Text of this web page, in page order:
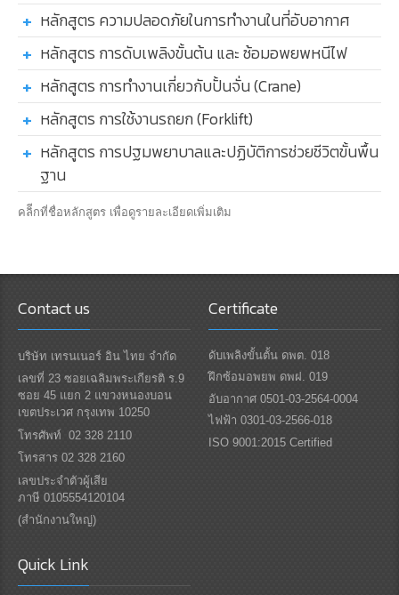
หลักสูตร ความปลอดภัยในการทำงานในที่อับอากาศ
หลักสูตร การดับเพลิงขั้นต้น และ ซ้อมอพยพหนีไฟ
หลักสูตร การทำงานเกี่ยวกับปั้นจั่น (Crane)
หลักสูตร การใช้งานรถยก (Forklift)
หลักสูตร การปฐมพยาบาลและปฏิบัติการช่วยชีวิตขั้นพื้น
ฐาน
คลิีกที่ชื่อหลักสูตร เพื่อดูรายละเอียดเพิ่มเติม
Contact us
บริษัท เทรนเนอร์ อิน ไทย จำกัด
เลขที่ 23 ซอยเฉลิมพระเกียรติ ร.9
ซอย 45 แยก 2 แขวงหนองบอน
เขตประเวศ กรุงเทพ 10250
โทรศัพท์ 02 328 2110
โทรสาร 02 328 2160
เลขประจำตัวผู้เสีย
ภาษี 0105554120104
(สำนักงานใหญ่)
Certificate
ดับเพลิงขั้นตั้น ดพต. 018
ฝึกซ้อมอพยพ ดพฝ. 019
อับอากาศ 0501-03-2564-0004
ไฟฟ้า 0301-03-2566-018
ISO 9001:2015 Certified
Quick Link